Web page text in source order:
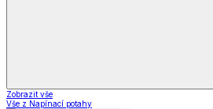
Zobrazit vše
Vše z Napínací potahy